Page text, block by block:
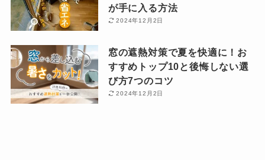
が手に入る方法
2024年12月2日
窓の遮熱対策で夏を快適に！お
すすめトップ10と後悔しない選
び方7つのコツ
2024年12月2日